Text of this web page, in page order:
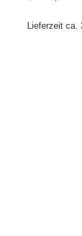
Lieferzeit ca.